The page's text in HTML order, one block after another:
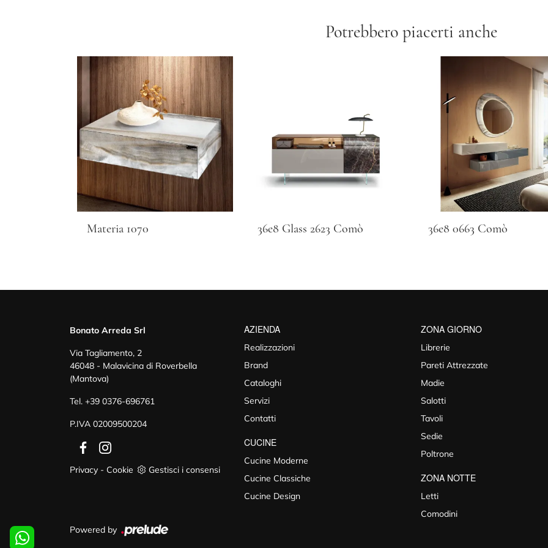
Potrebbero piacerti anche
Materia 1070 36e8 Glass 2623 Comò 36e8 0663 Comò
Bonato Arreda Srl
Via Tagliamento, 2
46048 - Malavicina di Roverbella
(Mantova)
Tel. +39 0376-696761
P.IVA 02009500204
Privacy - Cookie Gestisci i consensi
AZIENDA
Realizzazioni
Brand
Cataloghi
Servizi
Contatti
CUCINE
Cucine Moderne
Cucine Classiche
Cucine Design
ZONA GIORNO
Librerie
Pareti Attrezzate
Madie
Salotti
Tavoli
Sedie
Poltrone
ZONA NOTTE
Letti
Comodini
Powered by